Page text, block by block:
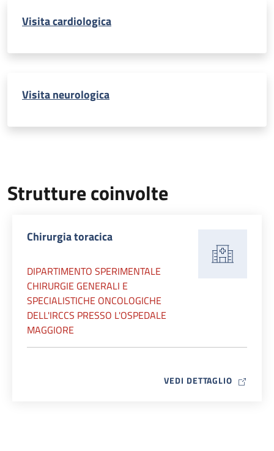
Visita cardiologica
Visita neurologica
Strutture coinvolte
Chirurgia toracica
DIPARTIMENTO SPERIMENTALE
CHIRURGIE GENERALI E
SPECIALISTICHE ONCOLOGICHE
DELL'IRCCS PRESSO L'OSPEDALE
MAGGIORE
VEDI DETTAGLIO MAP ICON